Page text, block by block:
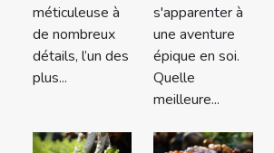
méticuleuse à
de nombreux
détails, l’un des
plus...
s'apparenter à
une aventure
épique en soi.
Quelle
meilleure...